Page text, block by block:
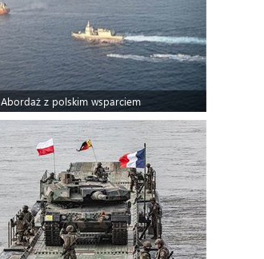
Abordaż z polskim wsparciem